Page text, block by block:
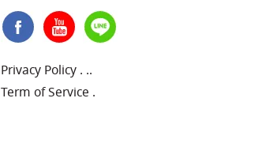
Privacy Policy . ..
Term of Service .